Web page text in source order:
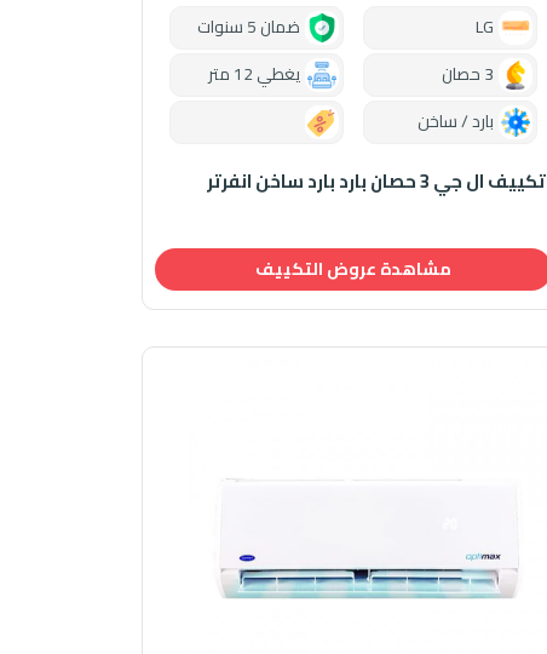
بارد / ساخن
ضمان 5 سنوات
يغطي 12 متر
تكييف ال جي 3 حصان بارد بارد ساخن انفرتر
مشاهدة عروض التكييف